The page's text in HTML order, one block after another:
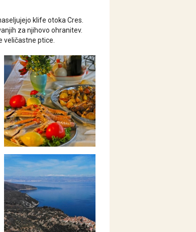
klife otoka Cres.
za njihovo ohranitev.
ptice.